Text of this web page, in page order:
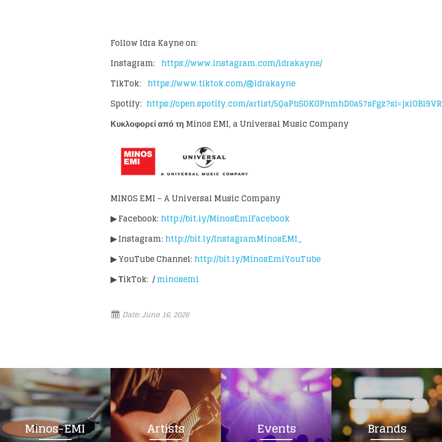
Follow Idra Kayne on:
Instagram: https://www.instagram.com/idrakayne/
TikTok: https://www.tiktok.com/@idrakayne
Spotify: https://open.spotify.com/artist/
Κυκλοφορεί από τη Minos EMI, a Universal Music Company
MINOS EMI – A Universal Music Company
▶Facebook: http://bit.ly/MinosEmiFacebook
▶Instagram: http://bit.ly/InstagramMinosEMI_
▶YouTube Channel: http://bit.ly/MinosEmiYouTube
▶ΤikTok: /minosemi
Date:June 16, 2026
Minos-EMI Artists Events Brands